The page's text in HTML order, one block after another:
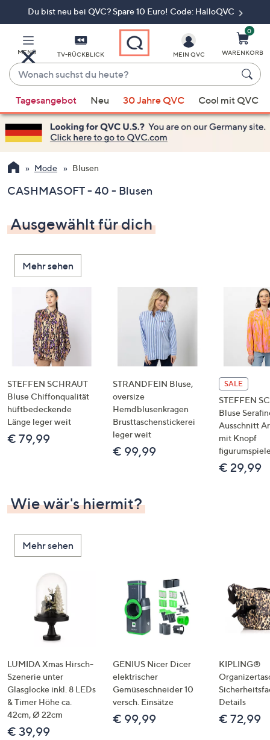
Du bist neu bei QVC? Spare 10 Euro! Code: HalloQVC
MENÜ TV-RÜCKBLICK
Wonach
suchst
du
heute?
Vorschläge
verfügbar
sind,
verwenden
Sie
Pfeiltasten
oben
und
nach
unten
oder
Touch-
Geräten
links
bzw.
rechts,
um
diese
MEIN QVC
0
WARENKORB
Tagesangebot Neu 30 Jahre QVC Cool mit QVC
Mode Blusen
CASHMASOFT - 40 - Blusen
Ausgewählt für dich
Mehr sehen
STEFFEN SCHRAUT
Bluse Chiffonqualität
hüftbedeckende
Länge leger weit
€ 79,99
STRANDFEIN Bluse,
oversize
Hemdblusenkragen
Brusttaschenstickerei
leger weit
€ 99,99
SALE
STEFFEN
Bluse
Ausschnitt
mit Knopf
€ 29,99
Wie wär's hiermit?
Mehr sehen
LUMIDA Xmas Hirsch-
Szenerie unter
Glasglocke inkl. 8 LEDs
& Timer Höhe ca.
42cm, Ø 22cm
€ 39,99
GENIUS Nicer Dicer
elektrischer
Gemüseschneider 10
versch. Einsätze
€ 99,99
KIPLING®
Details
€ 72,99